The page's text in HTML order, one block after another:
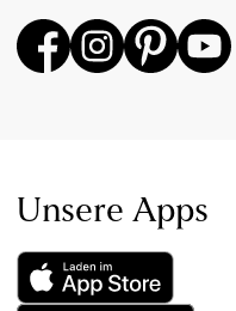
Unsere Apps